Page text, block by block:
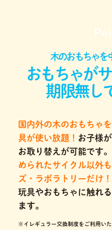
木のおもちゃを
おもちゃが
期限無し
国内外の木のおもちゃ
具が使い放題！ お子様
お取り替えが可能です
められたサイクル以外
ズ・ラボラトリーだけ！
玩具やおもちゃに触れ
ます。
※イレギュラー交換制度をご利用い